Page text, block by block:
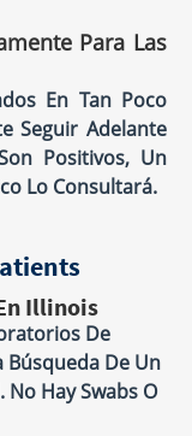
Para Las
En Tan Poco
Seguir Adelante
Positivos, Un
Lo Consultará.
Illinois
De
Búsqueda De Un
Hay Swabs O